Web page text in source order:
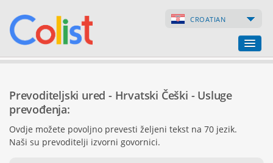
CROATIAN
Popis poduzeća
Internetske stranice
Prevoditeljski ured - Hrvatski Češki - Usluge
prevođenja:
Ovdje možete povoljno prevesti željeni tekst na 70 jezik.
Naši su prevoditelji izvorni govornici.